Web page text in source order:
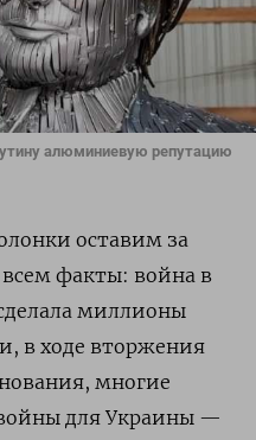
алюминиевую репутацию
оставим за
факты: война в
миллионы
в ходе вторжения
многие
для Украины —